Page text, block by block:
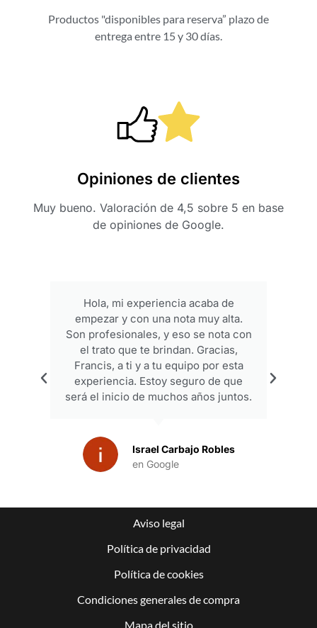
Productos "disponibles para reserva” plazo de
entrega entre 15 y 30 días.
Opiniones de clientes
Muy bueno. Valoración de 4,5 sobre 5 en base
de opiniones de Google.
Hola, mi experiencia acaba de
empezar y con una nota muy alta.
Son profesionales, y eso se nota con
el trato que te brindan. Gracias,
Francis, a ti y a tu equipo por esta
experiencia. Estoy seguro de que
será el inicio de muchos años juntos.
Israel Carbajo Robles
en Google
Aviso legal
Política de privacidad
Política de cookies
Condiciones generales de compra
Mapa del sitio